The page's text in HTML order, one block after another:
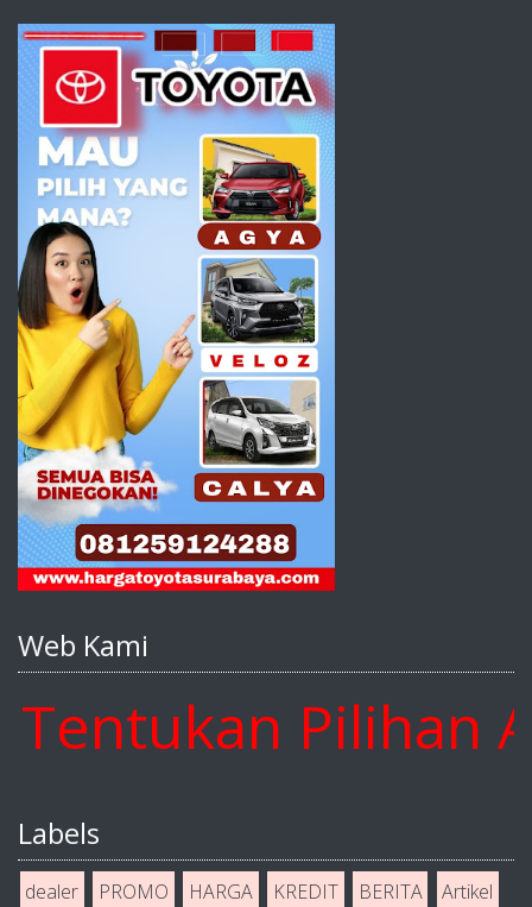
Web Kami
Pilihan
Labels
dealer PROMO HARGA KREDIT BERITA
Artikel